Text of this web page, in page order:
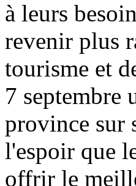
à leurs
revenir plus
tourisme et
7 septembre
province sur
l'espoir que
offrir le